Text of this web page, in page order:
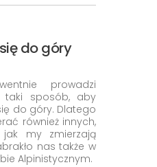
do góry
prowadzi
taki sposób, aby
do góry. Dlatego
również innych,
my zmierzają
nas także w
Alpinistycznym.